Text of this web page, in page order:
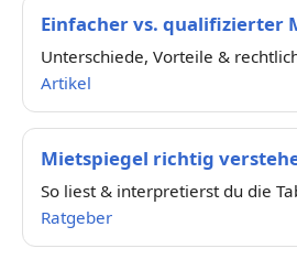
Einfacher vs. qualifizierter
Unterschiede, Vorteile &
Artikel
Mietspiegel richtig
So liest & interpretierst du die
Ratgeber